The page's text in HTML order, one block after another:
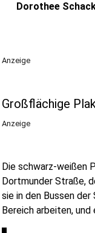
Dorothee
Anzeige
Großflächige
Anzeige
Die schwarz-weißen
Dortmunder Straße,
sie in den Bussen
Bereich arbeiten,